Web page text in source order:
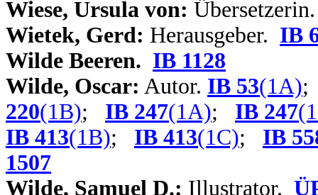
Wiese, Ursula von:
Wietek, Gerd: Herausgeber. IB
Wilde Beeren. IB 1128
Wilde, Oscar: Autor. IB 53(1A)
220(1B); IB 247(1A); IB 247
IB 413(1B); IB 413(1C); IB
1507
Wilde, Samuel D.: Illustrator.